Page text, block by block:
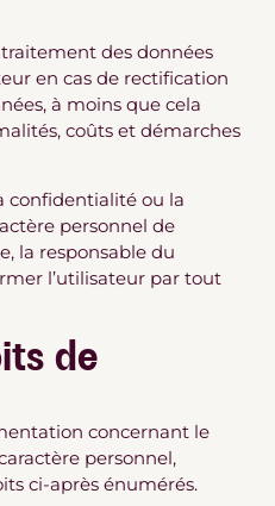
des données
en cas de rectification
à moins que cela
coûts et démarches
confidentialité ou la
personnel de
la responsable du
l’utilisateur par tout
de
concernant le
personnel,
ci-après énumérés.